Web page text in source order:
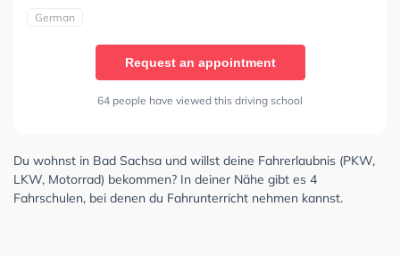
German
Request an appointment
64 people have viewed this driving school
Du wohnst in Bad Sachsa und willst deine Fahrerlaubnis (PKW,
LKW, Motorrad) bekommen? In deiner Nähe gibt es 4
Fahrschulen, bei denen du Fahrunterricht nehmen kannst.